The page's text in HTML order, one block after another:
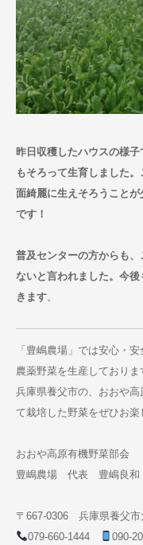
昨日収穫したハウスの様
もそろって生育しました
面綺麗に生えそろうこと
です！
普及センターの方からも
ないと言われました。今
きます。
「豊嶋農場」では安心・
農薬野菜を生産しておりま
兵庫県養父市の、おおや
て栽培した野菜をぜひお楽
おおや高原有機野菜部会
豊嶋農場 代表 豊嶋良和
〒667-0306 兵庫県養父市
079-660-1444
090-
会社概要
ブログ
お問い合わせ